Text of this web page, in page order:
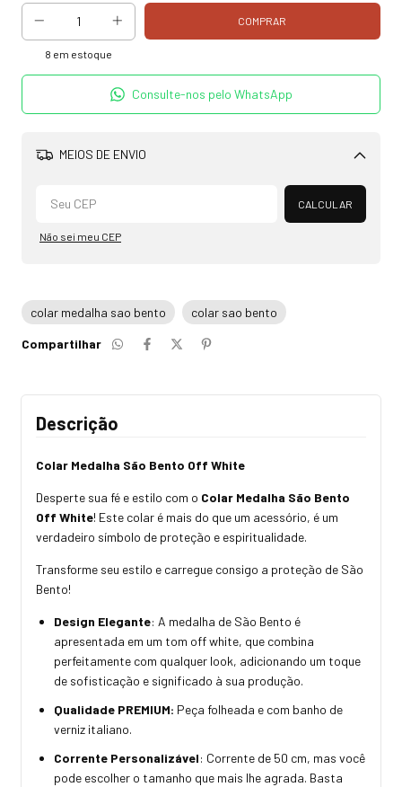
8 em estoque
Consulte-nos pelo WhatsApp
MEIOS DE ENVIO
Alterar CEP
CALCULAR
Não sei meu CEP
colar medalha sao bento colar sao bento
Compartilhar
Descrição
Colar Medalha São Bento Off White
Desperte sua fé e estilo com o Colar Medalha São Bento
Off White! Este colar é mais do que um acessório, é um
verdadeiro símbolo de proteção e espiritualidade.
Transforme seu estilo e carregue consigo a proteção de São
Bento!
Design Elegante: A medalha de São Bento é
apresentada em um tom off white, que combina
perfeitamente com qualquer look, adicionando um toque
de sofisticação e significado à sua produção.
Qualidade PREMIUM: Peça folheada e com banho de
verniz italiano.
Corrente Personalizável: Corrente de 50 cm, mas você
pode escolher o tamanho que mais lhe agrada. Basta